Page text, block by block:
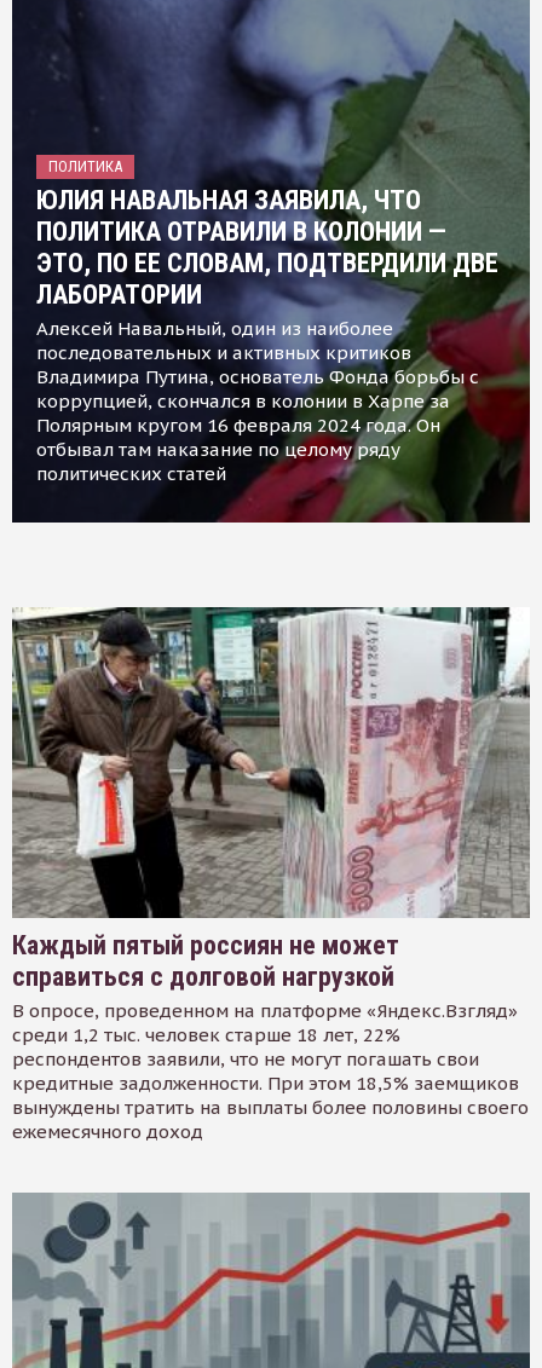
ПОЛИТИКА
ЮЛИЯ НАВАЛЬНАЯ ЗАЯВИЛА, ЧТО
ПОЛИТИКА ОТРАВИЛИ В КОЛОНИИ —
ЭТО, ПО ЕЕ СЛОВАМ, ПОДТВЕРДИЛИ ДВЕ
ЛАБОРАТОРИИ
Алексей Навальный, один из наиболее
последовательных и активных критиков
Владимира Путина, основатель Фонда борьбы с
коррупцией, скончался в колонии в Харпе за
Полярным кругом 16 февраля 2024 года. Он
отбывал там наказание по целому ряду
политических статей
Каждый пятый россиян не может
справиться с долговой нагрузкой
В опросе, проведенном на платформе «Яндекс.Взгляд»
среди 1,2 тыс. человек старше 18 лет, 22%
респондентов заявили, что не могут погашать свои
кредитные задолженности. При этом 18,5% заемщиков
вынуждены тратить на выплаты более половины своего
ежемесячного доход